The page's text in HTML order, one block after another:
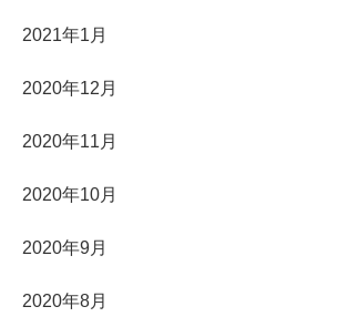
2021年1月
2020年12月
2020年11月
2020年10月
2020年9月
2020年8月